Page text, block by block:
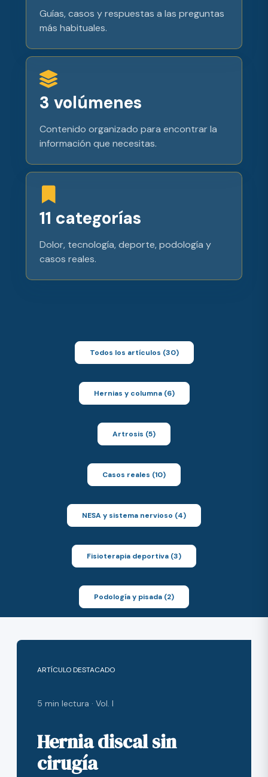
Guías, casos y respuestas a las preguntas
más habituales.
3 volúmenes
Contenido organizado para encontrar la
información que necesitas.
11 categorías
Dolor, tecnología, deporte, podología y
casos reales.
Todos los artículos (30)
Hernias y columna (6)
Artrosis (5)
Casos reales (10)
NESA y sistema nervioso (4)
Fisioterapia deportiva (3)
Podología y pisada (2)
ARTÍCULO DESTACADO
5 min lectura · Vol. I
Hernia discal sin
cirugía